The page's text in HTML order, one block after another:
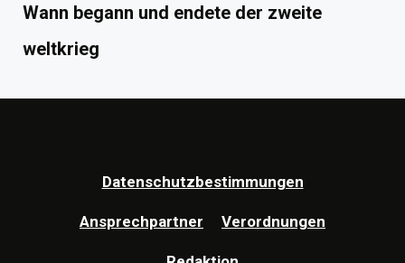
Wann begann und endete der zweite
weltkrieg
Datenschutzbestimmungen
Ansprechpartner Verordnungen